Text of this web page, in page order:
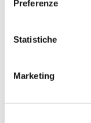
Preferenze
Statistiche
Marketing
PIOMBO